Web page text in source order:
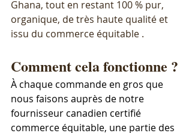
Ghana, tout en restant 100 % pur,
organique, de très haute qualité et
issu du commerce équitable .
Comment cela fonctionne ?
À chaque commande en gros que
nous faisons auprès de notre
fournisseur canadien certifié
commerce équitable, une partie des